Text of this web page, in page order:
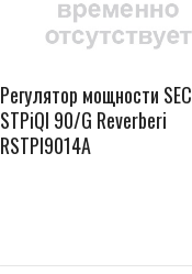
Регулятор мощности SEC
STPiQI 90/G Reverberi
RSTPI9014A